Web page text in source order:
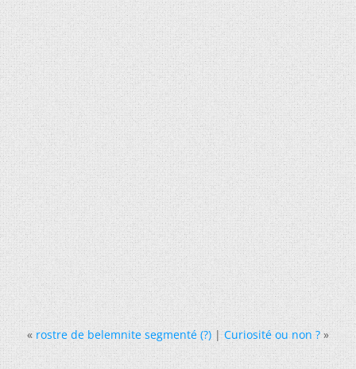
« rostre de belemnite segmenté (?)|Curiosité ou non ? »